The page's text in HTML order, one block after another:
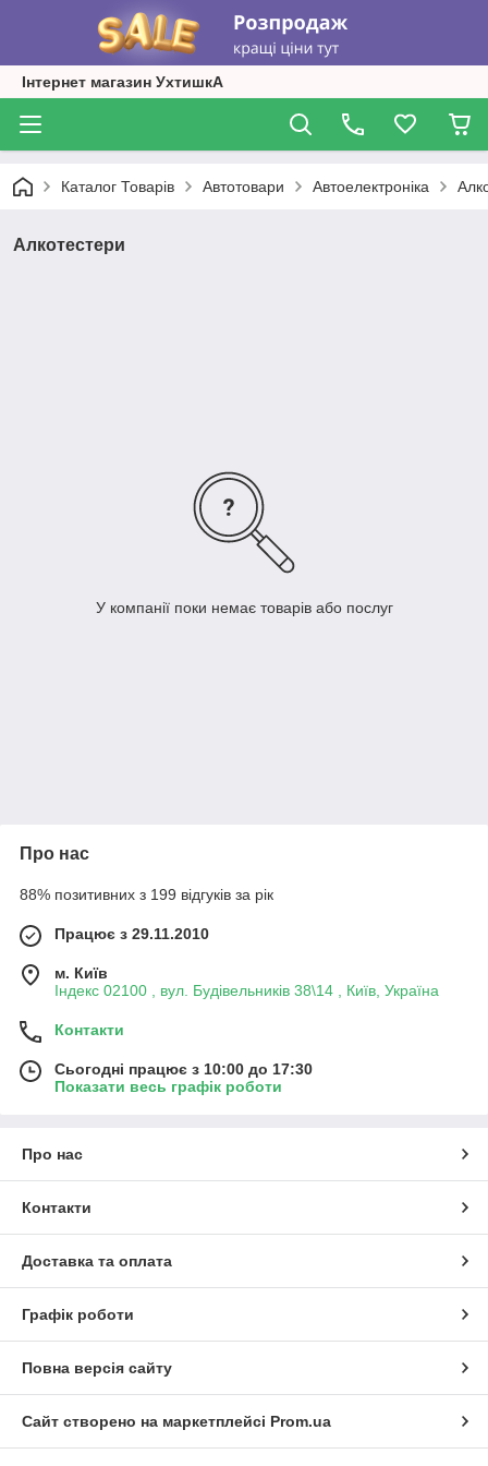
Інтернет магазин УхтишкА
Каталог Товарів Автотовари Автоелектроніка
Алкотестери
У компанії поки немає товарів або послуг
Про нас
88% позитивних з 199 відгуків за рік
Працює з 29.11.2010
м. Київ
Індекс 02100 , вул. Будівельників 38\14 , Київ, Україна
Контакти
Сьогодні працює з 10:00 до 17:30
Показати весь графік роботи
Про нас
Контакти
Доставка та оплата
Графік роботи
Повна версія сайту
Сайт створено на маркетплейсі Prom.ua